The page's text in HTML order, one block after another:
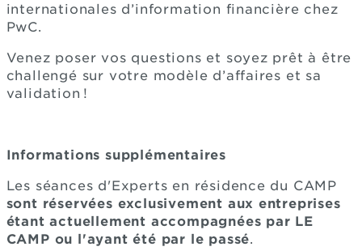
internationales d’information financière chez
PwC.
Venez poser vos questions et soyez prêt à être
challengé sur votre modèle d’affaires et sa
validation !
Informations supplémentaires
Les séances d'Experts en résidence du CAMP
sont réservées exclusivement aux entreprises
étant actuellement accompagnées par LE
CAMP ou l'ayant été par le passé.